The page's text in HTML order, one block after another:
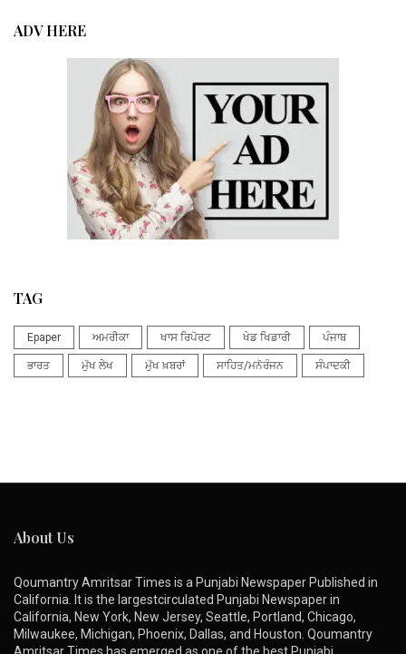
ADV HERE
TAG
Epaper ਅਮਰੀਕਾ ਖਾਸ ਰਿਪੋਰਟ ਖੇਡ ਖਿਡਾਰੀ ਪੰਜਾਬ
ਭਾਰਤ ਮੁੱਖ ਲੇਖ ਮੁੱਖ ਖ਼ਬਰਾਂ ਸਾਹਿਤ/ਮਨੋਰੰਜਨ ਸੰਪਾਦਕੀ
About Us
Qoumantry Amritsar Times is a Punjabi Newspaper Published in
California. It is the largestcirculated Punjabi Newspaper in
California, New York, New Jersey, Seattle, Portland, Chicago,
Milwaukee, Michigan, Phoenix, Dallas, and Houston. Qoumantry
Amritsar Times has emerged as one of the best Punjabi